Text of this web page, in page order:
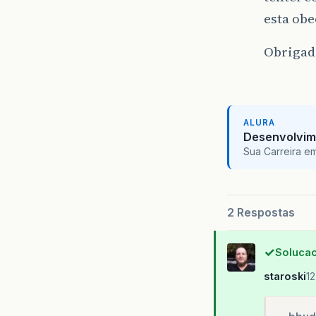
esta
ALURA
Sua Carreira
2 Respostas
staroski